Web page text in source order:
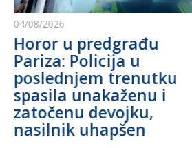
04/08/2026
Horor u predgrađu
Pariza: Policija u
poslednjem trenutku
spasila unakaženu i
zatočenu devojku,
nasilnik uhapšen